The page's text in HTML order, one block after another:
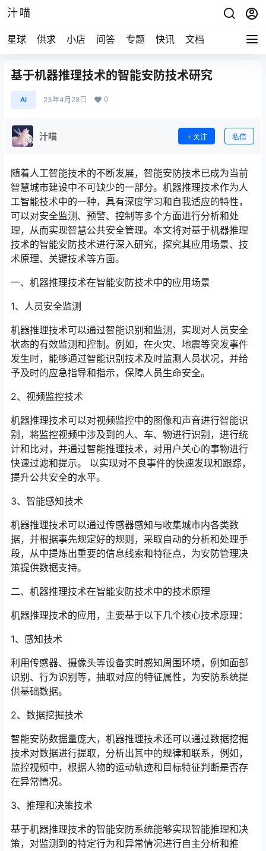
汁喵
星球 供求 小店 问答 专题 快讯 文档
基于机器推理技术的智能安防技术研究
AI 23年4月28日 0
汁喵 关注 私信
随着人工智能技术的不断发展，智能安防技术已成为当前
智慧城市建设中不可缺少的一部分。机器推理技术作为人
工智能技术中的一种，具有深度学习和自我适应的特性，
可以对安全监测、预警、控制等多个方面进行分析和处
理，从而实现智慧公共安全管理。本文将对基于机器推理
技术的智能安防技术进行深入研究，探究其应用场景、技
术原理、关键技术等方面。
一、机器推理技术在智能安防技术中的应用场景
1、人员安全监测
机器推理技术可以通过智能识别和监测，实现对人员安全
状态的有效监测和控制。例如，在火灾、地震等突发事件
发生时，能够通过智能识别技术及时监测人员状况，并给
予及时的应急指导和指示，保障人员生命安全。
2、视频监控技术
机器推理技术可以对视频监控中的图像和声音进行智能识
别，将监控视频中涉及到的人、车、物进行识别，进行统
计和比对，并通过智能推理技术，对用户关心的事物进行
快速过滤和提示。 以实现对不良事件的快速发现和跟踪，
提升公共安全的水平。
3、智能感知技术
机器推理技术可以通过传感器感知与收集城市内各类数
据，并根据事先规定好的规则，采取自动的分析和处理手
段，从中提炼出重要的信息线索和特征点，为安防管理决
策提供数据支持。
二、机器推理技术在智能安防技术中的技术原理
机器推理技术的应用，主要基于以下几个核心技术原理：
1、感知技术
利用传感器、摄像头等设备实时感知周围环境，例如面部
识别、行为识别等，抽取对应的特征属性，为安防系统提
供基础数据。
2、数据挖掘技术
智能安防数据量庞大，机器推理技术还可以通过数据挖掘
技术对数据进行提取，分析出其中的规律和联系，例如，
监控视频中，根据人物的运动轨迹和目标特征判断是否存
在异常情况。
3、推理和决策技术
基于机器推理技术的智能安防系统能够实现智能推理和决
策，对监测到的特定行为和异常情况进行自主分析和推